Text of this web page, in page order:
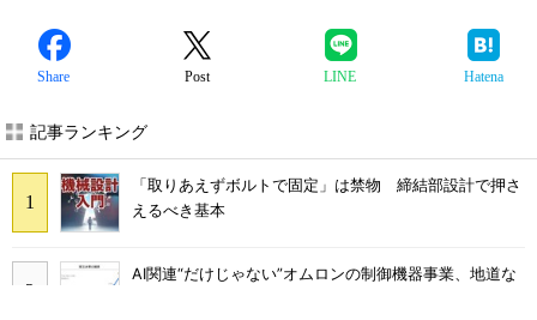
Share Post LINE Hatena
記事ランキング
「取りあえずボルトで固定」は禁物 締結部設計で押さ
えるべき基本
AI関連“だけじゃない”オムロンの制御機器事業、地道な